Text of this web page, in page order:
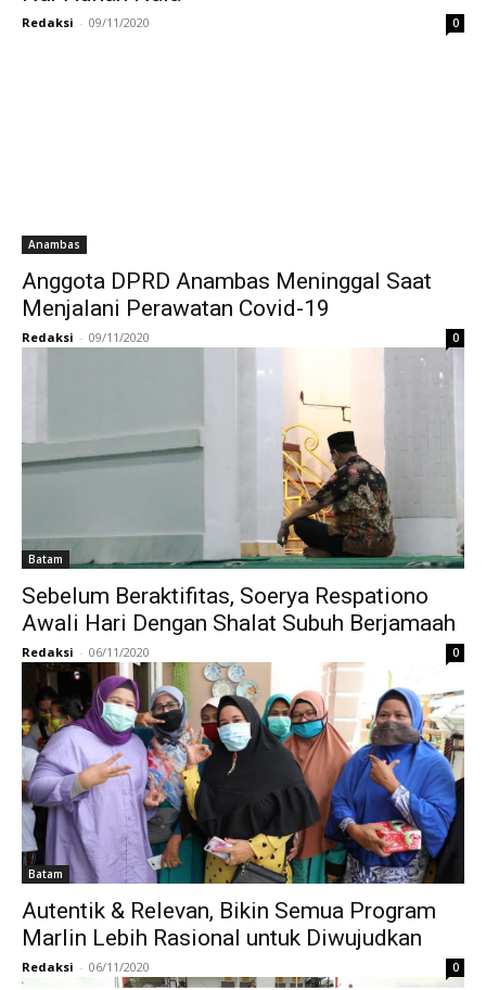
Redaksi - 09/11/2020 0
Anambas
Anggota DPRD Anambas Meninggal Saat
Menjalani Perawatan Covid-19
Redaksi - 09/11/2020 0
Batam
Sebelum Beraktifitas, Soerya Respationo
Awali Hari Dengan Shalat Subuh Berjamaah
Redaksi - 06/11/2020 0
Batam
Autentik & Relevan, Bikin Semua Program
Marlin Lebih Rasional untuk Diwujudkan
Redaksi - 06/11/2020 0